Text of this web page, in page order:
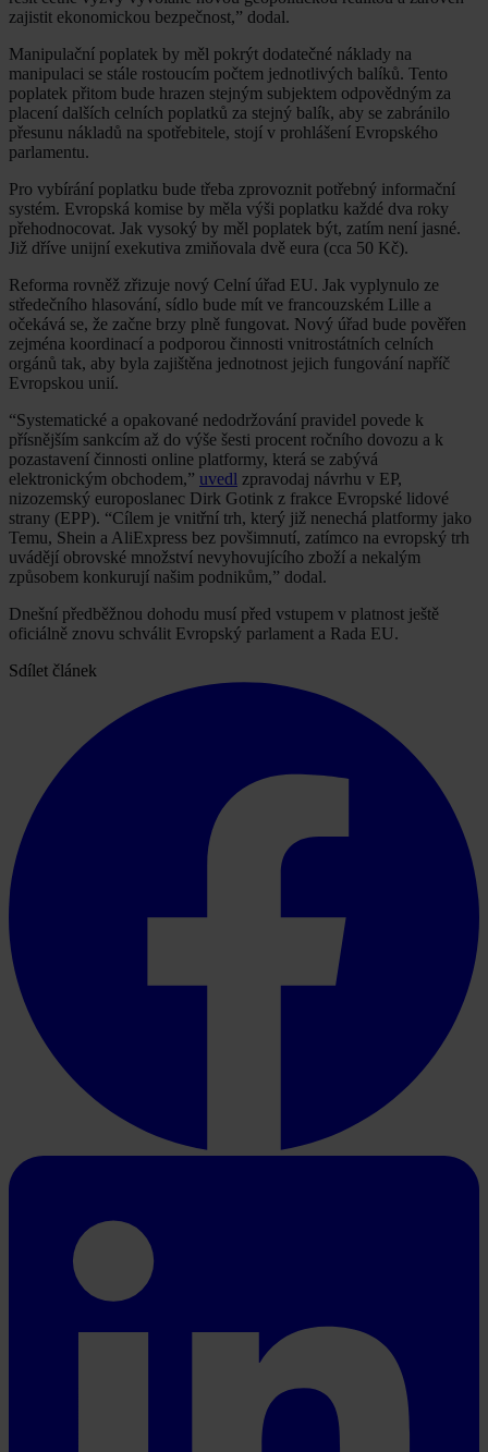
zajistit ekonomickou bezpečnost,” dodal.
Manipulační poplatek by měl pokrýt dodatečné náklady na
manipulaci se stále rostoucím počtem jednotlivých balíků. Tento
poplatek přitom bude hrazen stejným subjektem odpovědným za
placení dalších celních poplatků za stejný balík, aby se zabránilo
přesunu nákladů na spotřebitele, stojí v prohlášení Evropského
parlamentu.
Pro vybírání poplatku bude třeba zprovoznit potřebný informační
systém. Evropská komise by měla výši poplatku každé dva roky
přehodnocovat. Jak vysoký by měl poplatek být, zatím není jasné.
Již dříve unijní exekutiva zmiňovala dvě eura (cca 50 Kč).
Reforma rovněž zřizuje nový Celní úřad EU. Jak vyplynulo ze
středečního hlasování, sídlo bude mít ve francouzském Lille a
očekává se, že začne brzy plně fungovat. Nový úřad bude pověřen
zejména koordinací a podporou činnosti vnitrostátních celních
orgánů tak, aby byla zajištěna jednotnost jejich fungování napříč
Evropskou unií.
“Systematické a opakované nedodržování pravidel povede k
přísnějším sankcím až do výše šesti procent ročního dovozu a k
pozastavení činnosti online platformy, která se zabývá
elektronickým obchodem,” uvedl zpravodaj návrhu v EP,
nizozemský europoslanec Dirk Gotink z frakce Evropské lidové
strany (EPP). “Cílem je vnitřní trh, který již nenechá platformy jako
Temu, Shein a AliExpress bez povšimnutí, zatímco na evropský trh
uvádějí obrovské množství nevyhovujícího zboží a nekalým
způsobem konkurují našim podnikům,” dodal.
Dnešní předběžnou dohodu musí před vstupem v platnost ještě
oficiálně znovu schválit Evropský parlament a Rada EU.
Sdílet článek